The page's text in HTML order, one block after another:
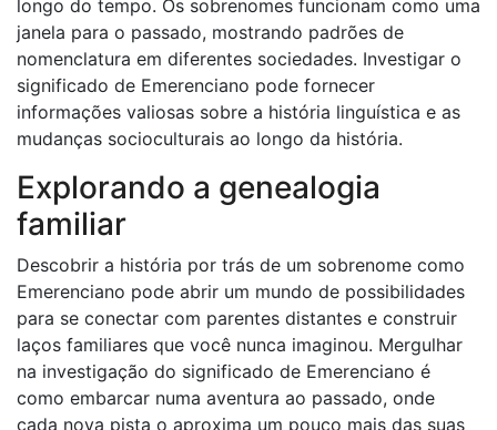
longo do tempo. Os sobrenomes funcionam como uma
janela para o passado, mostrando padrões de
nomenclatura em diferentes sociedades. Investigar o
significado de Emerenciano pode fornecer
informações valiosas sobre a história linguística e as
mudanças socioculturais ao longo da história.
Explorando a genealogia
familiar
Descobrir a história por trás de um sobrenome como
Emerenciano pode abrir um mundo de possibilidades
para se conectar com parentes distantes e construir
laços familiares que você nunca imaginou. Mergulhar
na investigação do significado de Emerenciano é
como embarcar numa aventura ao passado, onde
cada nova pista o aproxima um pouco mais das suas